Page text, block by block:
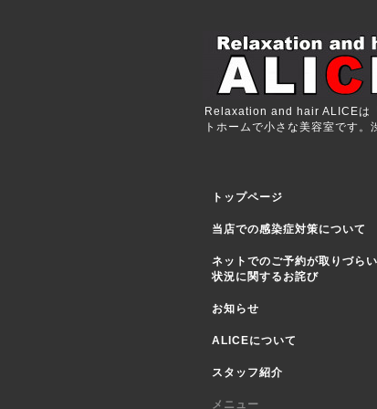
Relaxation and hair ALICEは
トホームで小さな美容室です
トップページ
当店での感染症対策について
ネットでのご予約が取りづらい
状況に関するお詫び
お知らせ
ALICEについて
スタッフ紹介
メニュー